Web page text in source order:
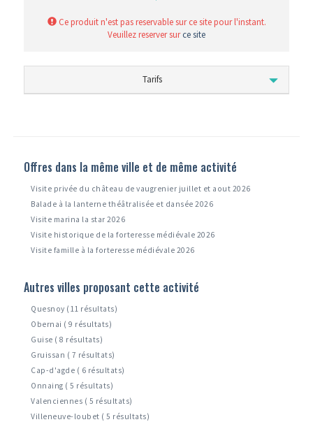
Ce produit n'est pas reservable sur ce site pour l'instant.
Veuillez reserver surce site
Tarifs
Offres dans la même ville et de même activité
Visite privée du château de vaugrenier juillet et aout 2026
Balade à la lanterne théâtralisée et dansée 2026
Visite marina la star 2026
Visite historique de la forteresse médiévale 2026
Visite famille à la forteresse médiévale 2026
Autres villes proposant cette activité
Quesnoy (11 résultats)
Obernai ( 9 résultats)
Guise ( 8 résultats)
Gruissan ( 7 résultats)
Cap-d'agde ( 6 résultats)
Onnaing ( 5 résultats)
Valenciennes ( 5 résultats)
Villeneuve-loubet ( 5 résultats)